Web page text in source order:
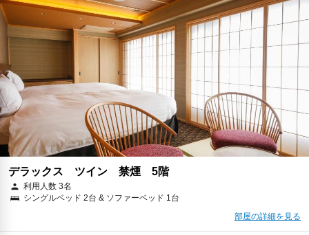
デラックス ツイン 禁煙 5階
利用人数 3名
シングルベッド 2台 & ソファーベッド 1台
部屋の詳細を見る